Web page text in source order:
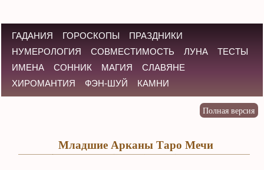
ГАДАНИЯ ГОРОСКОПЫ
ПРАЗДНИКИ
НУМЕРОЛОГИЯ
СОВМЕСТИМОСТЬ ЛУНА
ТЕСТЫ
ИМЕНА
СОННИК МАГИЯ
СЛАВЯНЕ
ХИРОМАНТИЯ
ФЭН-ШУЙ КАМНИ
Младшие Арканы Таро Мечи